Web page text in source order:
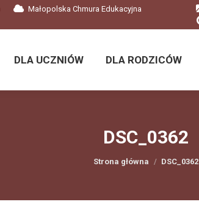
Małopolska Chmura Edukacyjna
DLA UCZNIÓW DLA RODZICÓW
DSC_0362
Jesteś tutaj:
Strona główna DSC_0362